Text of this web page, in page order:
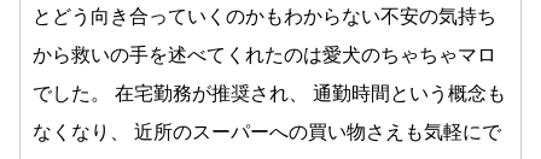
とどう向き合っていくのかもわからない不安の気持ち
から救いの手を述べてくれたのは愛犬のちゃちゃマロ
でした。 在宅勤務が推奨され、 通勤時間という概念も
なくなり、 近所のスーパーへの買い物さえも気軽にで